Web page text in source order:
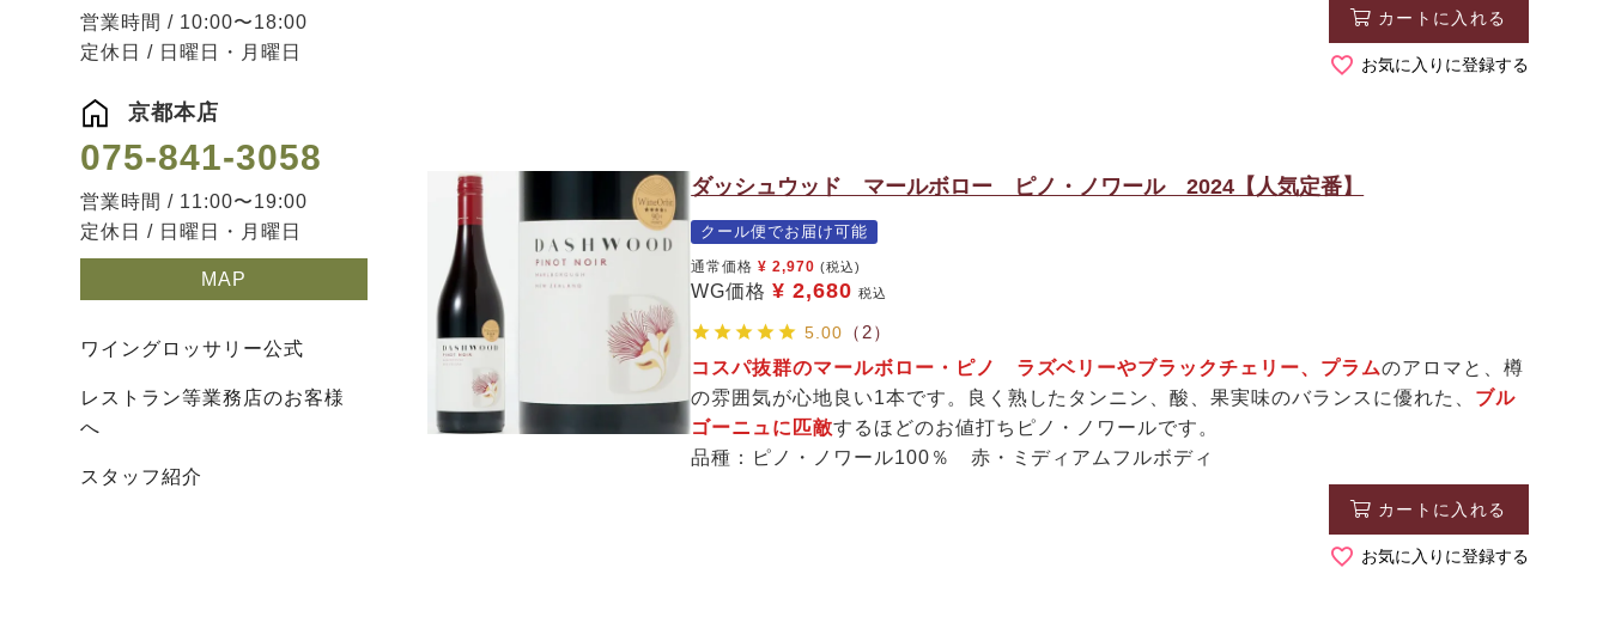
営業時間 / 10:00〜18:00
定休日 / 日曜日・月曜日
京都本店
075-841-3058
営業時間 / 11:00〜19:00
定休日 / 日曜日・月曜日
MAP
ワイングロッサリー公式
レストラン等業務店のお客様
へ
スタッフ紹介
カートに入れる
お気に入りに登録する
ダッシュウッド マールボロー ピノ・ノワール 2024【人気定番】
クール便でお届け可能
通常価格 ¥ 2,970 (税込)
WG価格 ¥ 2,680 税込
5.00 （2）
コスパ抜群のマールボロー・ピノ ラズベリーやブラックチェリー、プラムのアロマと、樽
の雰囲気が心地良い1本です。良く熟したタンニン、酸、果実味のバランスに優れた、 ブル
ゴーニュに匹敵するほどのお値打ちピノ・ノワールです。
品種：ピノ・ノワール100％ 赤・ミディアムフルボディ
カートに入れる
お気に入りに登録する